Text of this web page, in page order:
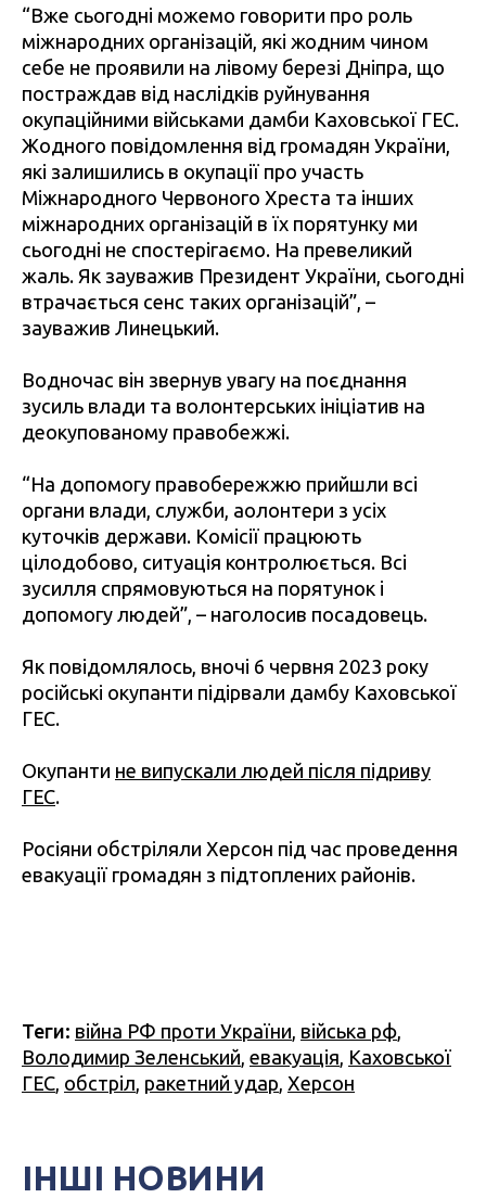
“Вже сьогодні можемо говорити про роль
міжнародних організацій, які жодним чином
себе не проявили на лівому березі Дніпра, що
постраждав від наслідків руйнування
окупаційними військами дамби Каховської ГЕС.
Жодного повідомлення від громадян України,
які залишились в окупації про участь
Міжнародного Червоного Хреста та інших
міжнародних організацій в їх порятунку ми
сьогодні не спостерігаємо. На превеликий
жаль. Як зауважив Президент України, сьогодні
втрачається сенс таких організацій”, –
зауважив Линецький.
Водночас він звернув увагу на поєднання
зусиль влади та волонтерських ініціатив на
деокупованому правобежжі.
“На допомогу правобережжю прийшли всі
органи влади, служби, аолонтери з усіх
куточків держави. Комісії працюють
цілодобово, ситуація контролюється. Всі
зусилля спрямовуються на порятунок і
допомогу людей”, – наголосив посадовець.
Як повідомлялось, вночі 6 червня 2023 року
російські окупанти підірвали дамбу Каховської
ГЕС.
Окупанти не випускали людей після підриву
ГЕС.
Росіяни обстріляли Херсон під час проведення
евакуації громадян з підтоплених районів.
Теги: війна РФ проти України війська рф
Володимир Зеленський евакуація Каховської
ГЕС обстріл ракетний удар Херсон
ІНШІ НОВИНИ